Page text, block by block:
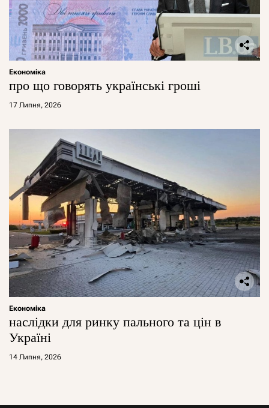
Економіка
про що говорять українські гроші
17 Липня, 2026
Економіка
наслідки для ринку пального та цін в
Україні
14 Липня, 2026